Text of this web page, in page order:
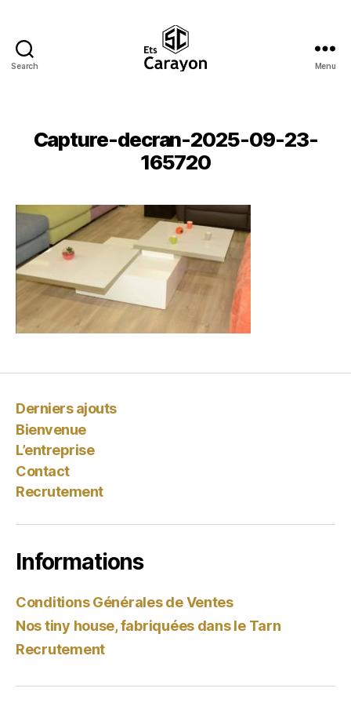
Search Menu
Capture-decran-2025-09-23-
165720
Derniers ajouts
Bienvenue
L’entreprise
Contact
Recrutement
Informations
Conditions Générales de Ventes
Nos tiny house, fabriquées dans le Tarn
Recrutement